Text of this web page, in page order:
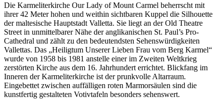
Die Karmeliterkirche Our Lady of Mount Carmel beherrscht mit
ihrer 42 Meter hohen und weithin sichtbaren Kuppel die Silhouette
der maltesische Hauptstadt Valletta. Sie liegt an der Old Theatre
Street in unmittelbarer Nähe der anglikanischen St. Paul’s Pro-
Cathedral und zählt zu den bedeutendsten Sehenswürdigkeiten
Vallettas. Das „Heiligtum Unserer Lieben Frau vom Berg Karmel“
wurde von 1958 bis 1981 anstelle einer im Zweiten Weltkrieg
zerstörten Kirche aus dem 16. Jahrhundert errichtet. Blickfang im
Inneren der Karmeliterkirche ist der prunkvolle Altarraum.
Eingebettet zwischen auffälligen roten Marmorsäulen sind die
kunstfertig gestalteten Votivtafeln besonders sehenswert.